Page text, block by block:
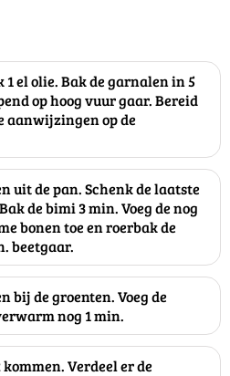
el olie. Bak de garnalen in 5
op hoog vuur gaar. Bereid
aanwijzingen op de
uit de pan. Schenk de laatste
de bimi 3 min. Voeg de nog
bonen toe en roerbak de
beetgaar.
bij de groenten. Voeg de
nog 1 min.
Verdeel er de